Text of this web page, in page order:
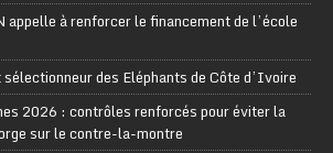
appelle à renforcer le financement de l’école
des Eléphants de Côte d’Ivoire
2026 : contrôles renforcés pour éviter la
sur le contre-la-montre